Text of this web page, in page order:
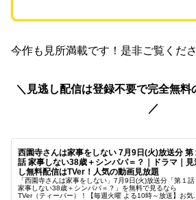
今作も見所満載です！是非ご覧くださ
＼見逃し配信は登録不要で完全無料
／
西園寺さんは家事をしない 7月9日(火)放送分 第
話 家事しない38歳＋シンパパ＝？｜ドラマ｜見
し無料配信はTVer！人気の動画見放題
「西園寺さんは家事をしない」7月9日(火)放送分「第１話
家事しない38歳＋シンパパ＝？」を無料で見るなら
TVer（ティーバー）！【毎週火曜 よる10時～放送】お気に